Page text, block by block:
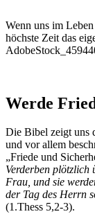
Wenn uns im
höchste Zeit das
Werde
Die Bibel zeigt uns
und vor allem
„Friede und
Verderben plötzlich
Frau, und sie
der Tag des Herrn
(1.Thess 5,2-3).